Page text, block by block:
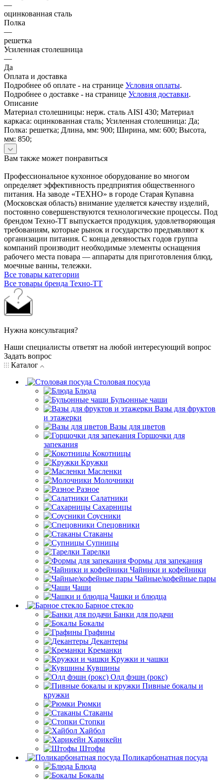
—
оцинкованная сталь
Полка
—
решетка
Усиленная столешница
—
Да
Оплата и доставка
Подробнее об оплате - на странице Условия оплаты.
Подробнее о доставке - на странице Условия доставки.
Описание
Материал столешницы: нерж. сталь AISI 430; Материал
каркаса: оцинкованная сталь; Усиленная столешница: Да;
Полка: решетка; Длина, мм: 900; Ширина, мм: 600; Высота,
мм: 850;
Вам также может понравиться
Профессиональное кухонное оборудование во многом
определяет эффективность предприятия общественного
питания. На заводе «ТЕХНО» в городе Старая Купавна
(Московская область) внимание уделяется качеству изделий,
постоянно совершенствуются технологические процессы. Под
брендом Техно-ТТ выпускается продукция, удовлетворяющая
требованиям, которые рынок и государство предъявляют к
организации питания. С конца девяностых годов группа
компаний производит необходимые элементы оснащения
рабочего места повара — аппараты для приготовления блюд,
моечные ванны, тележки.
Все товары категории
Все товары бренда Техно-ТТ
Нужна консультация?
Наши специалисты ответят на любой интересующий вопрос
Задать вопрос
Каталог
Столовая посуда
Блюда
Бульонные чаши
Вазы для фруктов
и этажерки
Вазы для цветов
Горшочки для
запекания
Кокотницы
Кружки
Масленки
Молочники
Разное
Салатники
Сахарницы
Соусники
Спецовники
Стаканы
Супницы
Тарелки
Формы для запекания
Чайники и кофейники
Чайные/кофейные пары
Чаши
Чашки и блюдца
Барное стекло
Банки для подачи
Бокалы
Графины
Декантеры
Креманки
Кружки и чашки
Кувшины
Олд фэшн (рокс)
Пивные бокалы и
кружки
Рюмки
Стаканы
Стопки
Хайбол
Харикейн
Штофы
Поликарбонатная посуда
Блюда
Бокалы